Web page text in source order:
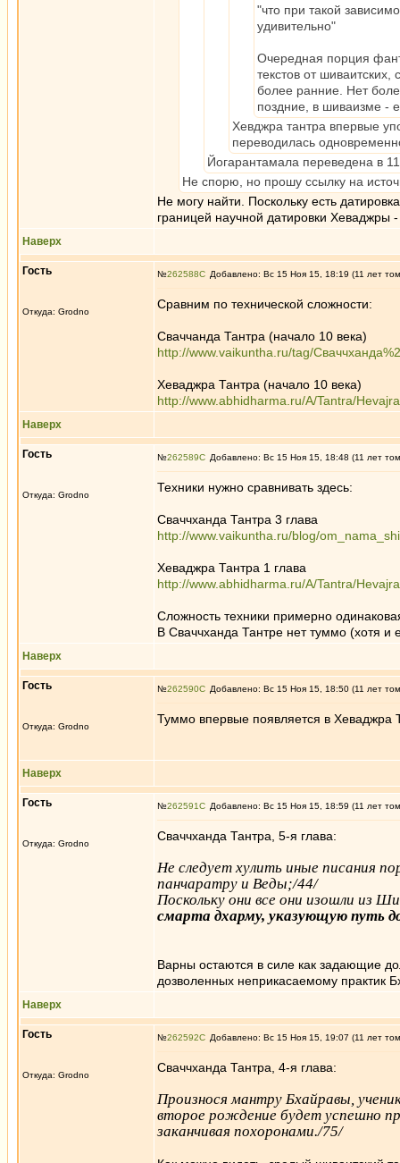
"что при такой
удивительно"
Очередная порция
текстов от
более ранние. Нет
поздние, в шиваизме -
Хевджра тантра впервые
переводилась
Йогарантамала переведена в
Не спорю, но прошу ссылку на
Не могу найти. Поскольку есть
границей научной датировки Хеваджры
Наверх
Гость
Откуда: Grodno
№262588 Добавлено: Вс 15 Ноя 15, 18:19 (11 лет
Сравним по технической сложности:
Сваччанда Тантра (начало 10 века)
http://www.vaikuntha.ru/tag/
Хеваджра Тантра (начало 10 века)
http://www.abhidharma.ru/A/Tantra/
Наверх
Гость
Откуда: Grodno
№262589 Добавлено: Вс 15 Ноя 15, 18:48 (11 лет
Техники нужно сравнивать здесь:
Сваччханда Тантра 3 глава
http://www.vaikuntha.ru/blog/
Хеваджра Тантра 1 глава
http://www.abhidharma.ru/A/Tantra/
Сложность техники примерно
В Сваччханда Тантре нет туммо (хотя и
Наверх
Гость
Откуда: Grodno
№262590 Добавлено: Вс 15 Ноя 15, 18:50 (11 лет
Туммо впервые появляется в Хеваджра
Наверх
Гость
Откуда: Grodno
№262591 Добавлено: Вс 15 Ноя 15, 18:59 (11 лет
Сваччханда Тантра, 5-я глава:
Не следует хулить иные писания
панчаратру и Веды;/44/
Поскольку они все они изошли из
смарта дхарму, указующую путь
Варны остаются в силе как задающие
дозволенных неприкасаемому практик
Наверх
Гость
Откуда: Grodno
№262592 Добавлено: Вс 15 Ноя 15, 19:07 (11 лет
Сваччханда Тантра, 4-я глава:
Произнося мантру Бхайравы,
второе рождение будет успешно
заканчивая похоронами./75/